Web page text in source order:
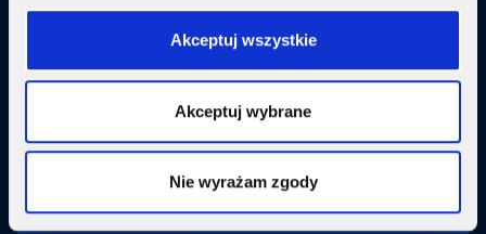
Akceptuj wszystkie
Akceptuj wybrane
Nie wyrażam zgody
SupermediaGo
Pomoc i obsługa